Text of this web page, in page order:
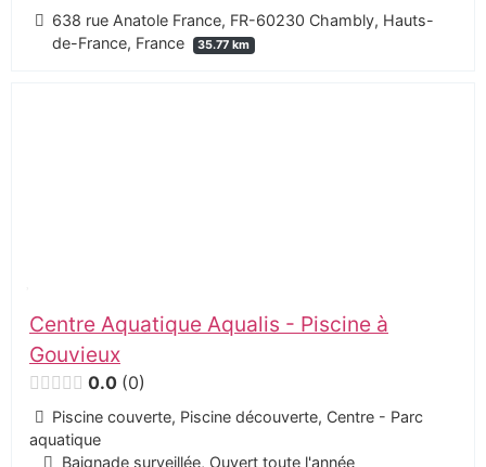
638 rue Anatole France, FR-60230 Chambly, Hauts-
de-France, France
35.77 km
Centre Aquatique Aqualis - Piscine à
Gouvieux
0.0 0
Piscine couverte, Piscine découverte, Centre - Parc
aquatique
Baignade surveillée, Ouvert toute l'année